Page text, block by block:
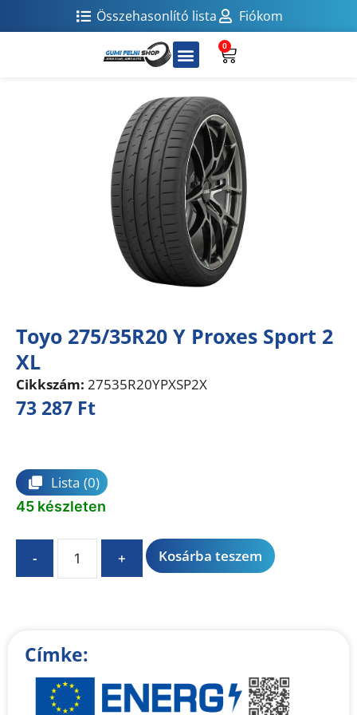
Összehasonlító lista Fiókom
0
Toyo 275/35R20 Y Proxes Sport 2
XL
Cikkszám: 27535R20YPXSP2X
73 287 Ft
Lista (0)
45 készleten
- + Kosárba teszem
t
i
Címke: